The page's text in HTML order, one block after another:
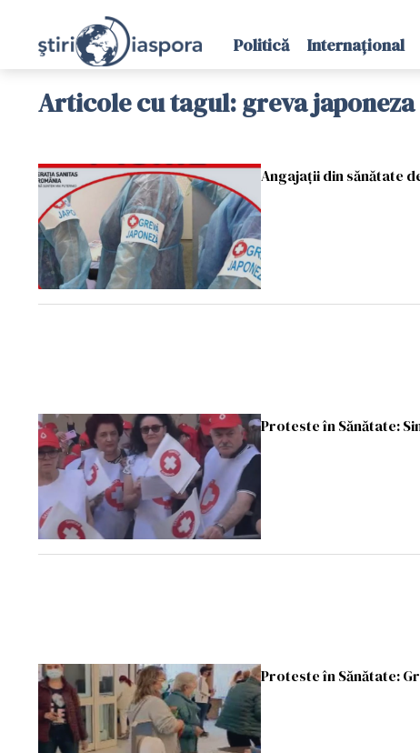
Politică Internațional
Articole cu tagul: greva japoneza
Angajaţii din sănătate
Proteste în Sănătate:
Proteste în Sănătate: